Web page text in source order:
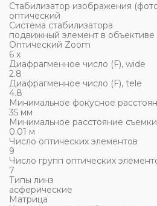
Стабилизатор изображения
оптический
Система стабилизатора
подвижный элемент в объективе
Оптический Zoom
6 x
Диафрагменное число (F), wide
2.8
Диафрагменное число (F), tele
4.8
Минимальное фокусное
35 мм
Минимальное расстояние съемки
0.01 м
Число оптических элементов
9
Число групп оптических
7
Типы линз
асферические
Матрица